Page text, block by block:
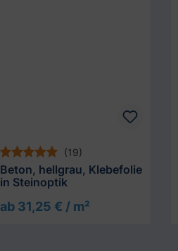
(19)
Beton, hellgrau, Klebefolie
in Steinoptik
ab 31,25 € / m²